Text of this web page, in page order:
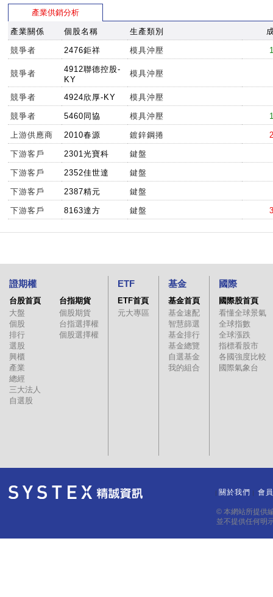
產業供銷分析
產業關係 個股名稱 生產類別
競爭者 2476鉅祥 模具沖壓
競爭者
4912聯德控股-
KY
模具沖壓
競爭者 4924欣厚-KY 模具沖壓
競爭者 5460同協 模具沖壓
上游供應商 2010春源 鍍鋅鋼捲
下游客戶 2301光寶科 鍵盤
下游客戶 2352佳世達 鍵盤
下游客戶 2387精元 鍵盤
下游客戶 8163達方 鍵盤
證期權
台股首頁
大盤
個股
排行
選股
興櫃
產業
總經
三大法人
自選股
台指期貨
個股期貨
台指選擇權
個股選擇權
ETF
ETF首頁
元大專區
基金
基金首頁
基金速配
智慧篩選
基金排行
基金總覽
自選基金
我的組合
國際
國際股首頁
看懂全球景氣
全球指數
全球漲跌
指標看股市
各國強度比較
國際氣象台
關於我們 會
© 本網站所提供
並不提供任何明